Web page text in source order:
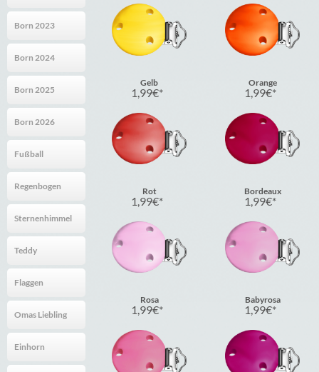
Born 2023
Born 2024
Born 2025
Born 2026
Fußball
Regenbogen
Sternenhimmel
Teddy
Flaggen
Omas Liebling
Einhorn
Gelb
1,99€
Orange
1,99€
Rot
1,99€
Bordeaux
1,99€
Rosa
1,99€
Babyrosa
1,99€